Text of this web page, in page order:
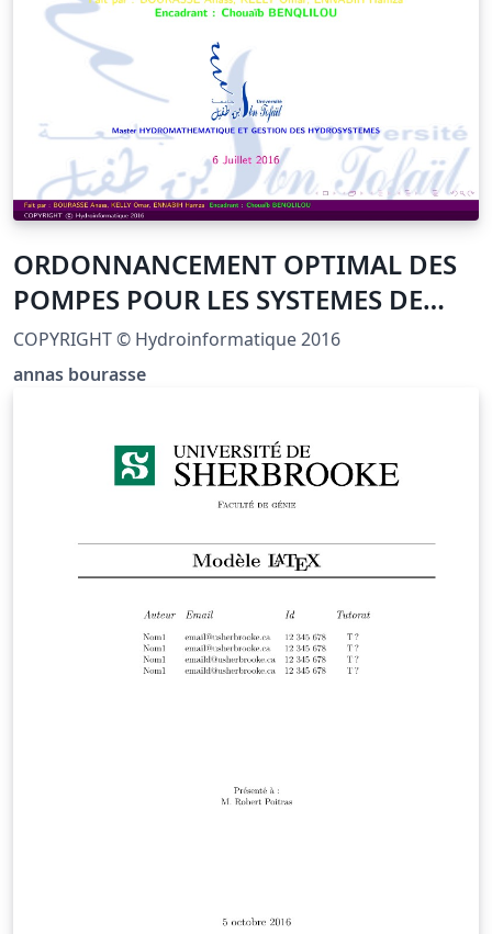
ORDONNANCEMENT OPTIMAL DES
POMPES POUR LES SYSTEMES DE
DISTRIBUTION D'EAU
COPYRIGHT © Hydroinformatique 2016
annas bourasse